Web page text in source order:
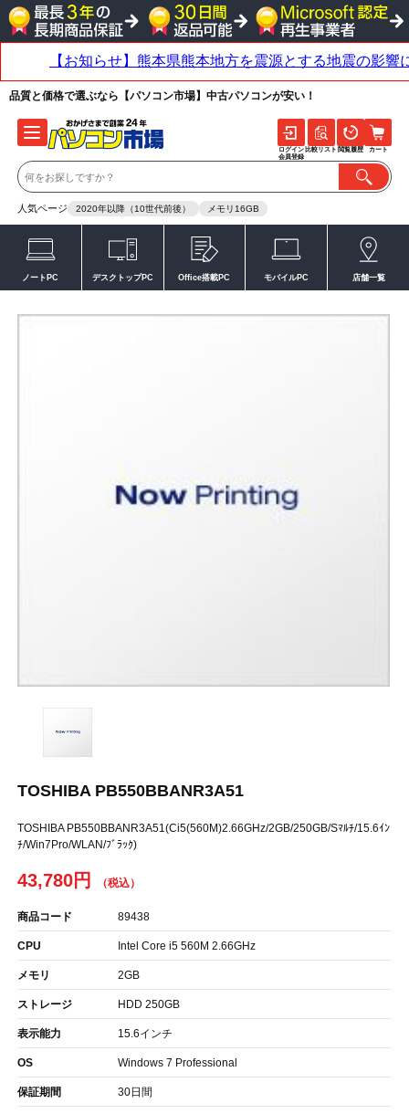
品質と価格で選ぶなら【パソコン市場】中古パソコンが安い！
人気ページ 2020年以降（10世代前後） メモリ16GB
ログイン
会員登録
比較リスト 閲覧履歴 カート
ノートPC デスクトップPC Office搭載PC モバイルPC 店舗一覧
TOSHIBA PB550BBANR3A51
TOSHIBA PB550BBANR3A51(Ci5(560M)2.66GHz/2GB/250GB/Sﾏﾙﾁ/15.6ｲﾝ
ﾁ/Win7Pro/WLAN/ﾌﾞﾗｯｸ)
43,780円
商品コード 89438
CPU Intel Core i5 560M 2.66GHz
メモリ 2GB
ストレージ HDD 250GB
表示能力 15.6インチ
OS Windows 7 Professional
保証期間 30日間